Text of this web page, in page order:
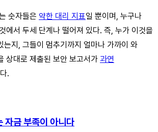
숫자들은 약한 대리 지표일 뿐이며, 누구나
에서 두세 단계나 떨어져 있다. 즉, 누가 이것을
는지, 그들이 멈추기까지 얼마나 가까이 와
상대로 제출된 보안 보고서가 과연
다.
자금 부족이 아니다